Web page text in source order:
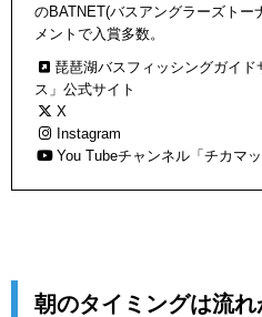
のBATNET(バスアングラーズトー
メントで入賞多数。
琵琶湖バスフィッシングガイ
ス」公式サイト
X
Instagram
You Tubeチャンネル「チカマッ
朝のタイミングは流